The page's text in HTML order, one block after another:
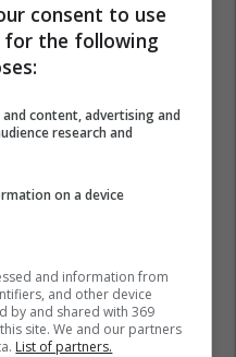
consent to use
for the following
content, advertising and
research and
on a device
and information from
and other device
by and shared with 369
site. We and our partners
List of partners.